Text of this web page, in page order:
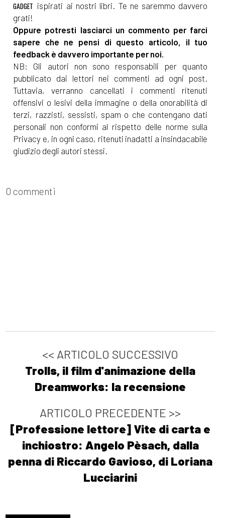
Febbraio 2022
[23] Intrecci di Trama volume
2, Autori Vari: pagina 69
Dicembre 2021
[22] Un modo lo trovo, di
Ottobre 2021
[06] Petrolio bollente, di
Katia Manfredi: pagina 69
Agosto 2021
[18]Risorgemia, di Decimo
Tagliapietra: pagina 69
Zetafobia 2: La città
GADGET ispirati ai nostri libri. Te ne saremmo davvero
grati!
Oppure potresti lasciarci un commento per farci
sapere che ne pensi di questo articolo, il tuo
feedback è davvero importante per noi.
NB: Gli autori non sono responsabili per quanto
pubblicato dai lettori nei commenti ad ogni post.
Tuttavia, verranno cancellati i commenti ritenuti
offensivi o lesivi della immagine o della onorabilità di
terzi, razzisti, sessisti, spam o che contengano dati
personali non conformi al rispetto delle norme sulla
Privacy e, in ogni caso, ritenuti inadatti a insindacabile
giudizio degli autori stessi.
0 commenti
<< ARTICOLO SUCCESSIVO
Trolls, il film d'animazione della
Dreamworks: la recensione
ARTICOLO PRECEDENTE >>
[Professione lettore] Vite di carta e
inchiostro: Angelo Pèsach, dalla
penna di Riccardo Gavioso, di Loriana
Lucciarini